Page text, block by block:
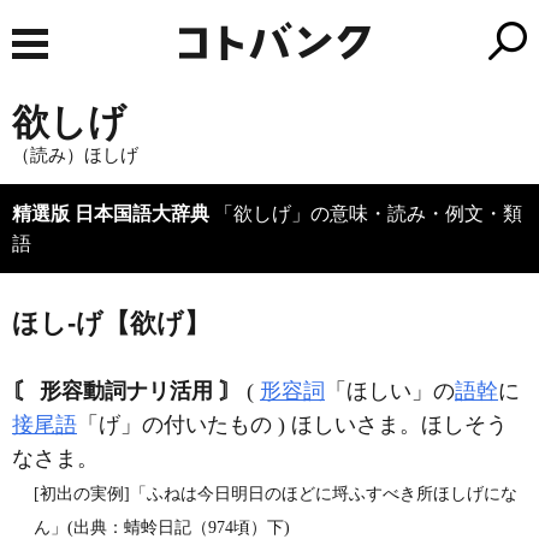
欲しげ
（読み）ほしげ
精選版 日本国語大辞典 「欲しげ」の意味・読み・例文・類
語
ほし‐げ【欲げ】
〘 形容動詞ナリ活用 〙 ( 形容詞 「ほしい」の語幹に
接尾語 「げ」の付いたもの ) ほしいさま。ほしそう
なさま。
[初出の実例]「ふねは今日明日のほどに埒ふすべき所ほしげにな
ん」(出典：蜻蛉日記（974頃）下)